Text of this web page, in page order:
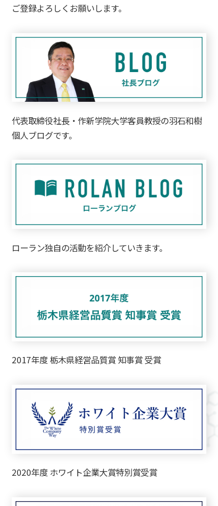
ご登録よろしくお願いします。
代表取締役社長・作新学院大学客員教授の羽石和樹
個人ブログです。
ローラン独自の活動を紹介していきます。
2017年度 栃木県経営品質賞 知事賞 受賞
2020年度 ホワイト企業大賞特別賞受賞